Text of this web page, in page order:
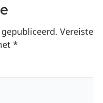
Vereiste
*